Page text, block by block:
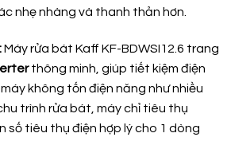
nhẹ nhàng và thanh thản hơn.
Máy rửa bát Kaff KF-BDWSI12.6 trang
thông minh, giúp tiết kiệm điện
không tốn điện năng như nhiều
trình rửa bát, máy chỉ tiêu thụ
số tiêu thụ điện hợp lý cho 1 dòng